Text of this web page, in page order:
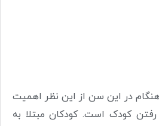
در این سن از این نظر اهمیت
رفتن کودک است. کودکان مبتلا به